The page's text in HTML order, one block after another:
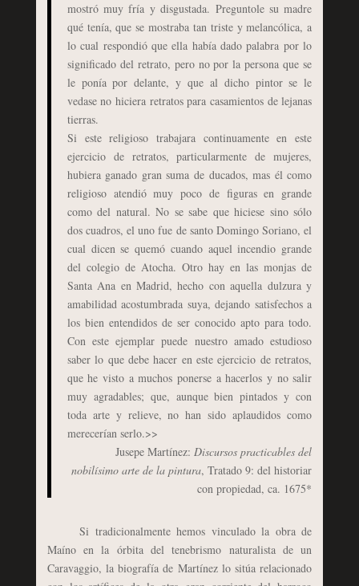
mostró muy fría y disgustada. Preguntole su madre
qué tenía, que se mostraba tan triste y melancólica, a
lo cual respondió que ella había dado palabra por lo
significado del retrato, pero no por la persona que se
le ponía por delante, y que al dicho pintor se le
vedase no hiciera retratos para casamientos de lejanas
tierras.
Si este religioso trabajara continuamente en este
ejercicio de retratos, particularmente de mujeres,
hubiera ganado gran suma de ducados, mas él como
religioso atendió muy poco de figuras en grande
como del natural. No se sabe que hiciese sino sólo
dos cuadros, el uno fue de santo Domingo Soriano, el
cual dicen se quemó cuando aquel incendio grande
del colegio de Atocha. Otro hay en las monjas de
Santa Ana en Madrid, hecho con aquella dulzura y
amabilidad acostumbrada suya, dejando satisfechos a
los bien entendidos de ser conocido apto para todo.
Con este ejemplar puede nuestro amado estudioso
saber lo que debe hacer en este ejercicio de retratos,
que he visto a muchos ponerse a hacerlos y no salir
muy agradables; que, aunque bien pintados y con
toda arte y relieve, no han sido aplaudidos como
merecerían serlo.>>
Jusepe Martínez:Discursos practicables del
nobilísimo arte de la pintura, Tratado 9: del historiar
con propiedad, ca. 1675*
Si tradicionalmente hemos vinculado la obra de
Maíno en la órbita del tenebrismo naturalista de un
Caravaggio, la biografía de Martínez lo sitúa relacionado